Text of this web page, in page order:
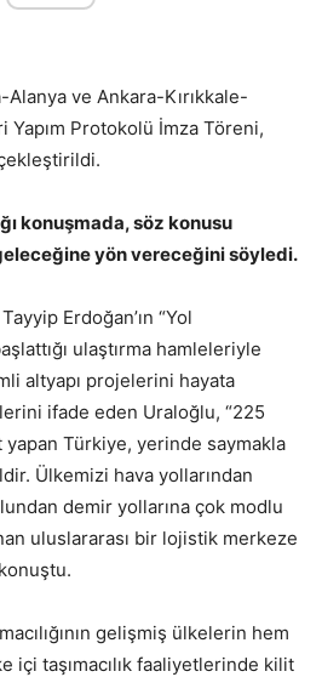
Alanya ve Ankara-Kırıkkale-
Protokolü İmza Töreni,
konuşmada, söz konusu
yön vereceğini söyledi.
Erdoğan’ın “Yol
ulaştırma hamleleriyle
altyapı projelerini hayata
ifade eden Uraloğlu, “225
Türkiye, yerinde saymakla
Ülkemizi hava yollarından
demir yollarına çok modlu
uluslararası bir lojistik merkeze
gelişmiş ülkelerin hem
içi taşımacılık faaliyetlerinde kilit